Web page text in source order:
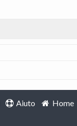
Aiuto Home